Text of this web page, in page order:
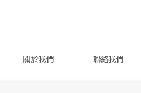
關於我們 聯絡我們